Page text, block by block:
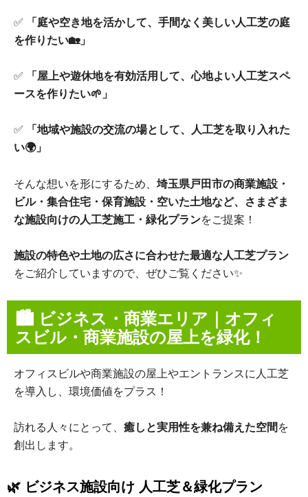
✅
「庭や空き地を活かして、手間なく美しい人工芝の庭
を作りたい🏡」
✅
「屋上や遊休地を有効活用して、心地よい人工芝スペ
ースを作りたい🌱」
✅
「地域や施設の交流の場として、人工芝を取り入れた
い🌍」
そんな想いを形にするため、 埼玉県戸田市の商業施設・
ビル・集合住宅・保育施設・空いた土地など、さまざま
な施設向けの人工芝施工・緑化プランをご提案！
施設の特色や土地の広さに合わせた最適な人工芝プラン
をご紹介していますので、ぜひご覧ください✨
🏙 ビジネス・商業エリア｜オフィ
スビル・商業施設の屋上を緑化！
オフィスビルや商業施設の屋上やエントランスに人工芝
を導入し、環境価値をプラス！
訪れる人々にとって、 癒しと実用性を兼ね備えた空間を
創出します。
🌿 ビジネス施設向け 人工芝＆緑化プラン